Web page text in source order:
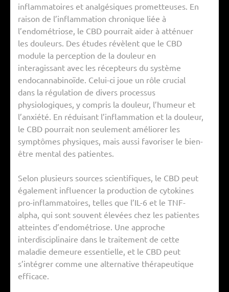
inflammatoires et analgésiques prometteuses. En
raison de l’inflammation chronique liée à
l’endométriose, le CBD pourrait aider à atténuer
les douleurs. Des études révèlent que le CBD
module la perception de la douleur en
interagissant avec les récepteurs du système
endocannabinoïde. Celui-ci joue un rôle crucial
dans la régulation de divers processus
physiologiques, y compris la douleur, l’humeur et
l’anxiété. En réduisant l’inflammation et la douleur,
le CBD pourrait non seulement améliorer les
symptômes physiques, mais aussi favoriser le bien-
être mental des patientes.
Selon plusieurs sources scientifiques, le CBD peut
également influencer la production de cytokines
pro-inflammatoires, telles que l’IL-6 et le TNF-
alpha, qui sont souvent élevées chez les patientes
atteintes d’endométriose. Une approche
interdisciplinaire dans le traitement de cette
maladie demeure essentielle, et le CBD peut
s’intégrer comme une alternative thérapeutique
efficace.